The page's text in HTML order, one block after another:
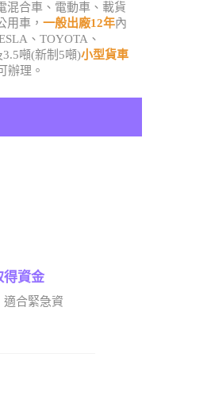
混合車、電動車、載貨
用車， 一般出廠12年內
、TOYOTA、
噸(新制5噸)小型貨車
辦理。
得資金
適合緊急資